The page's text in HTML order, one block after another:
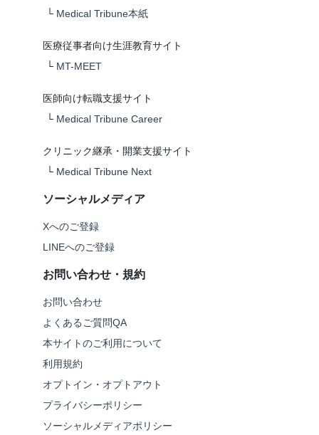
└ Medical Tribune本紙
医療従事者向け生涯教育サイト
└ MT-MEET
医師向け転職支援サイト
└ Medical Tribune Career
クリニック継承・開業支援サイト
└ Medical Tribune Next
ソーシャルメディア
Xへのご登録
LINEへのご登録
お問い合わせ・規約
お問い合わせ
よくあるご質問QA
本サイトのご利用について
利用規約
オプトイン・オプトアウト
プライバシーポリシー
ソーシャルメディアポリシー